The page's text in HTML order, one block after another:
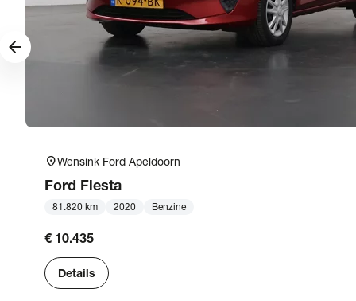
location_onWensink Ford Apeldoorn
Ford Fiesta
81.820 km 2020 Benzine
€ 10.435
Details
arrow_forward